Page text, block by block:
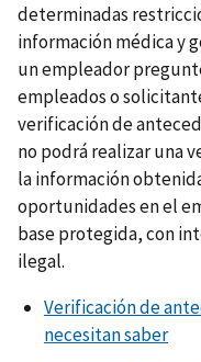
determinadas
información médica y
un empleador
empleados o
verificación de
no podrá realizar una
la información
oportunidades en el
base protegida, con
ilegal.
Verificación de
necesitan saber